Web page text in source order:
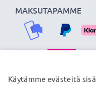
MAKSUTAPAMME
Käytämme evästeitä